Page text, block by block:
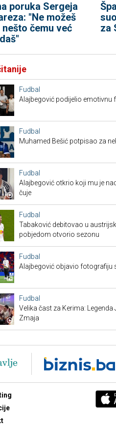
poruka Sergeja
"Ne možeš
čemu već
za
Fudbal
Alajbegović podijelio emotivnu
Fudbal
Muhamed Bešić potpisao za
Fudbal
Alajbegović otkrio koji mu je
čuje
Fudbal
Tabaković debitovao u
pobjedom otvorio sezonu
Fudbal
Alajbegović objavio fotografiju
Fudbal
Velika čast za Kerima:
Zmaja